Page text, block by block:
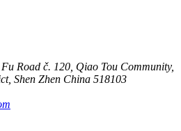
Road č. 120, Qiao Tou Community,
Shen Zhen China 518103